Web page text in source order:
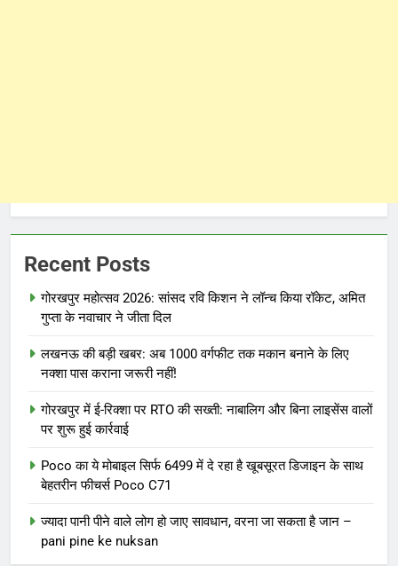
Recent Posts
गोरखपुर महोत्सव 2026: सांसद रवि किशन ने लॉन्च किया रॉकेट, अमित
गुप्ता के नवाचार ने जीता दिल
लखनऊ की बड़ी खबर: अब 1000 वर्गफीट तक मकान बनाने के लिए
नक्शा पास कराना जरूरी नहीं!
गोरखपुर में ई-रिक्शा पर RTO की सख्ती: नाबालिग और बिना लाइसेंस वालों
पर शुरू हुई कार्रवाई
Poco का ये मोबाइल सिर्फ 6499 में दे रहा है खूबसूरत डिजाइन के साथ
बेहतरीन फीचर्स Poco C71
ज्यादा पानी पीने वाले लोग हो जाए सावधान, वरना जा सकता है जान –
pani pine ke nuksan